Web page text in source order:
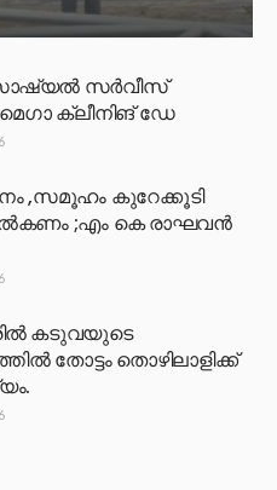
സർവീസ്
ക്ലീനിങ് ഡേ
,സമൂഹം കുറേക്കൂടി
;എം കെ രാഘവൻ
കടുവയുടെ
തോട്ടം തൊഴിലാളിക്ക്